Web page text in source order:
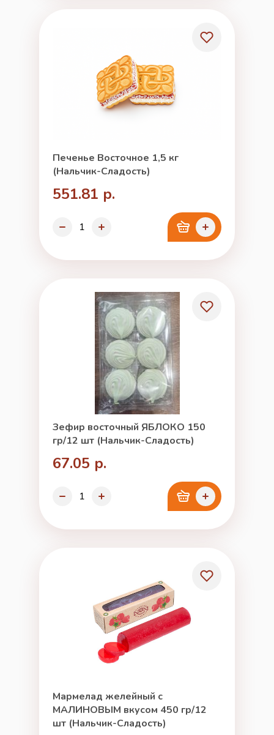
Печенье Восточное 1,5 кг
(Нальчик-Сладость)
551.81 р.
Зефир восточный ЯБЛОКО 150
гр/12 шт (Нальчик-Сладость)
67.05 р.
Мармелад желейный с
МАЛИНОВЫМ вкусом 450 гр/12
шт (Нальчик-Сладость)